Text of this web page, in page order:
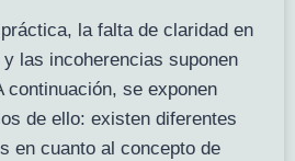
la falta de claridad en
y las incoherencias suponen
continuación, se exponen
de ello: existen diferentes
en cuanto al concepto de